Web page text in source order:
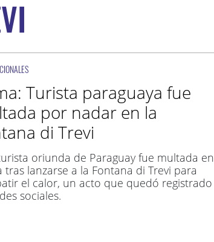
Turista paraguaya fue
por nadar en la
di Trevi
oriunda de Paraguay fue multada en
tras lanzarse a la Fontana di Trevi para
el calor, un acto que quedó registrado
sociales.